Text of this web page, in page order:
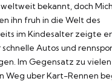
bekannt, doch
ihn fruh in die Welt des
im Kindesalter zeigte
Autos und
Im Gegensatz zu
Weg uber Kart-Rennen